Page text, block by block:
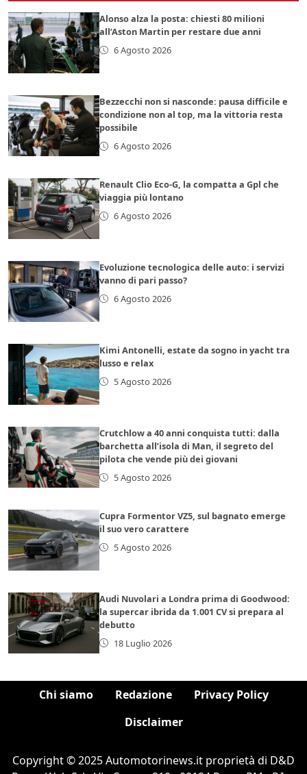
Alonso alza la posta: chiesti 80 milioni
all’Aston Martin per restare due anni
6 Agosto 2026
Bezzecchi non si nasconde: pausa difficile e
condizione non al top, ma la vittoria resta
possibile
6 Agosto 2026
Renault Clio Eco-G, la compatta a Gpl che
viaggia più lontano
6 Agosto 2026
Evoluzione tecnologica delle auto: i servizi
vanno di pari passo?
6 Agosto 2026
Kimi Antonelli, estate da sogno in yacht tra
lusso e relax
5 Agosto 2026
Crutchlow a 40 anni conquista tutti: dalla
barchetta all’isola di Man, il segreto del
pilota che vende più dei giovani
5 Agosto 2026
Cupra Formentor VZ5, sul bagnato emerge
il suo vero carattere
5 Agosto 2026
Audi Nuvolari a Londra prima di Goodwood:
la supercar ibrida da 1.001 CV si prepara al
debutto
18 Luglio 2026
Chi siamo Redazione
Privacy Policy
Disclaimer
Copyright © 2025 Automotorinews.it proprietà di D&D